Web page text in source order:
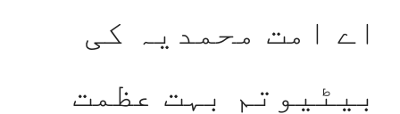
اے امت محمدیہ کی
بیٹیوتم بہت عظمت